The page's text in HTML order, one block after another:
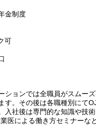
金制度
可
ションでは全職員がスムー
す。その後は各職種別にて
入社後は専門的な知識や技
医による働き方セミナーな